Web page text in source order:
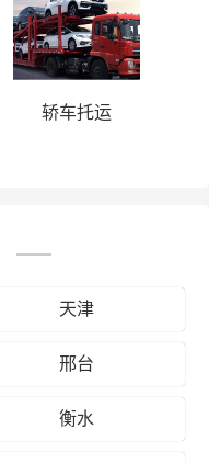
轿车托运
天津
邢台
衡水